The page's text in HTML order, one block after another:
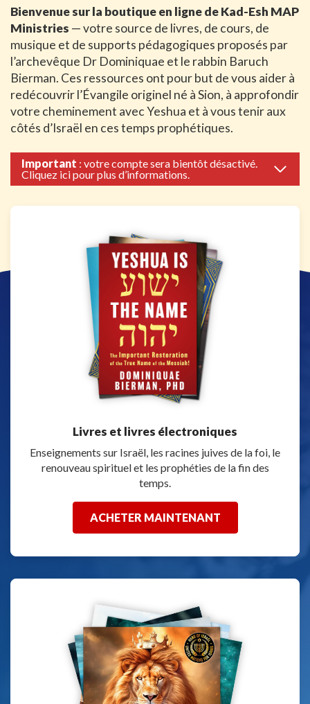
Bienvenue sur la boutique en ligne de Kad-Esh MAP
Ministries — votre source de livres, de cours, de
musique et de supports pédagogiques proposés par
l’archevêque Dr Dominiquae et le rabbin Baruch
Bierman. Ces ressources ont pour but de vous aider à
redécouvrir l’Évangile originel né à Sion, à approfondir
votre cheminement avec Yeshua et à vous tenir aux
côtés d’Israël en ces temps prophétiques.
Important : votre compte sera bientôt désactivé.
Cliquez ici pour plus d’informations.
Livres et livres électroniques
Enseignements sur Israël, les racines juives de la foi, le
renouveau spirituel et les prophéties de la fin des
temps.
ACHETER MAINTENANT